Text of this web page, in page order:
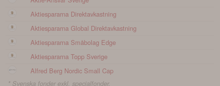
Aktiespararna Direktavkastning
Aktiespararna Global Direktavkastning
Aktiespararna Småbolag Edge
Aktiespararna Topp Sverige
Alfred Berg Nordic Small Cap
* Svenska fonder exkl. specialfonder.